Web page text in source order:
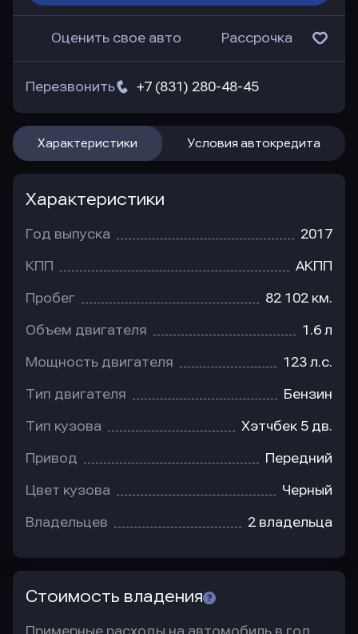
Оценить свое авто Рассрочка
+7 (831) 280-48-45
Перезвонить
Характеристики Условия автокредита
Характеристики
Год выпуска 2017
КПП АКПП
Пробег 82 102 км.
Объем двигателя 1.6 л
Мощность двигателя 123 л.с.
Тип двигателя Бензин
Тип кузова Хэтчбек 5 дв.
Привод Передний
Цвет кузова Черный
Владельцев 2 владельца
Стоимость владения